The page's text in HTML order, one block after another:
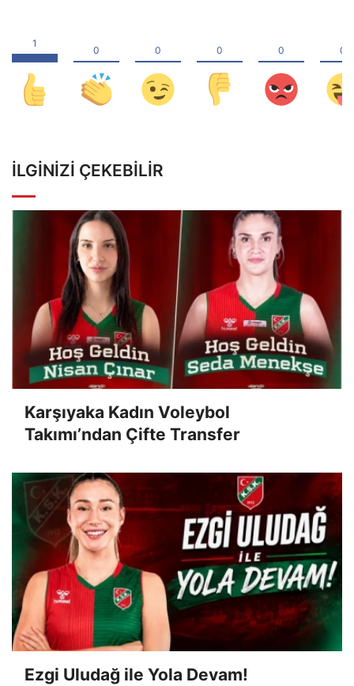
İLGINIZI ÇEKEBILIR
Karşıyaka Kadın Voleybol
Takımı’ndan Çifte Transfer
Ezgi Uludağ ile Yola Devam!